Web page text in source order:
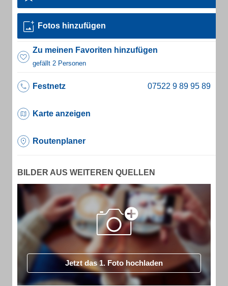
Fotos hinzufügen
Zu meinen Favoriten hinzufügen
gefällt 2 Personen
Festnetz
Karte anzeigen
Routenplaner
BILDER AUS WEITEREN QUELLEN
Jetzt das 1. Foto hochladen